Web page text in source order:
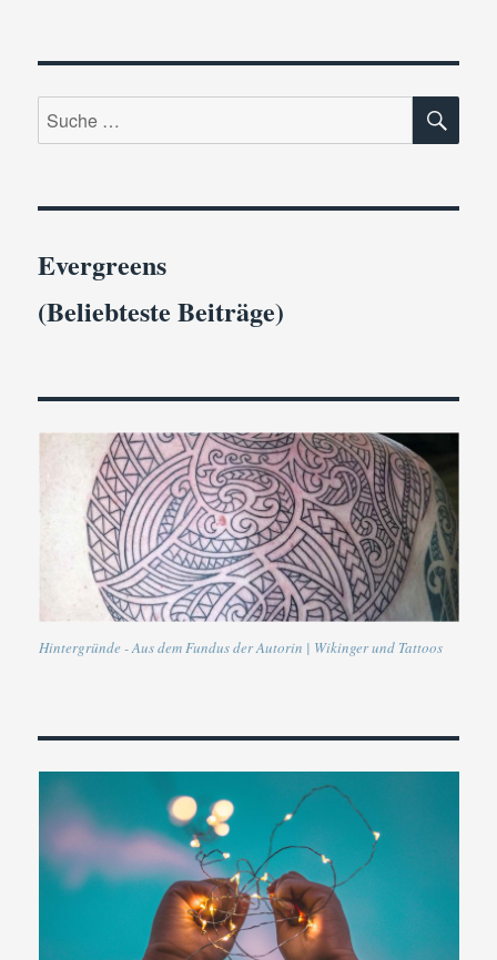
Verlag
Buchmesse
II
Suche
nach:
Evergreens
(Beliebteste Beiträge)
Hintergründe - Aus dem Fundus der Autorin | Wikinger und Tattoos